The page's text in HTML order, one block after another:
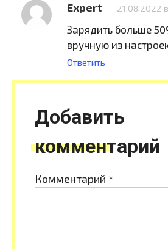
Expert 21.08.2022
Зарядить больше
вручную из
Ответить
Добавить
комментарий
Комментарий *